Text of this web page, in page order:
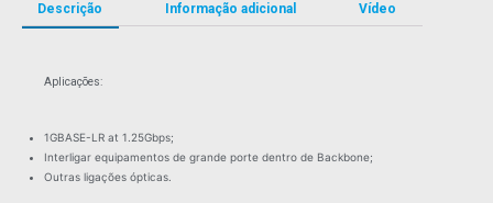
Descrição Informação adicional Vídeo
Aplicações:
1GBASE-LR at 1.25Gbps;
Interligar equipamentos de grande porte dentro de Backbone;
Outras ligações ópticas.